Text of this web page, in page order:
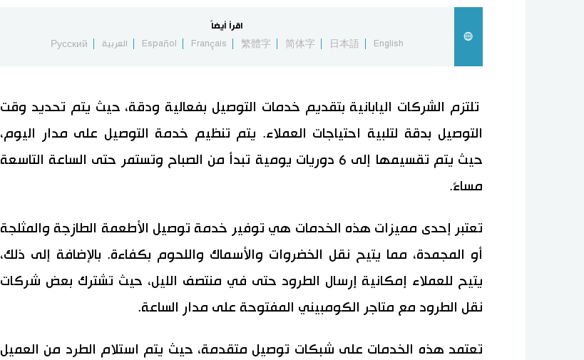
اقرأ أيضاً
English
日本語
简体字
繁體字
Français
Español العربية Русский
تلتزم الشركات اليابانية بتقديم خدمات التوصيل بفعالية ودقة، حيث يتم تحديد وقت
التوصيل بدقة لتلبية احتياجات العملاء. يتم تنظيم خدمة التوصيل على مدار اليوم،
حيث يتم تقسيمها إلى 6 دوريات يومية تبدأ من الصباح وتستمر حتى الساعة التاسعة
مساءً.
تعتبر إحدى مميزات هذه الخدمات هي توفير خدمة توصيل الأطعمة الطازجة والمثلجة
أو المجمدة، مما يتيح نقل الخضروات والأسماك واللحوم بكفاءة. بالإضافة إلى ذلك،
يتيح للعملاء إمكانية إرسال الطرود حتى في منتصف الليل، حيث تشترك بعض شركات
نقل الطرود مع متاجر الكومبيني المفتوحة على مدار الساعة.
تعتمد هذه الخدمات على شبكات توصيل متقدمة، حيث يتم استلام الطرد من العميل